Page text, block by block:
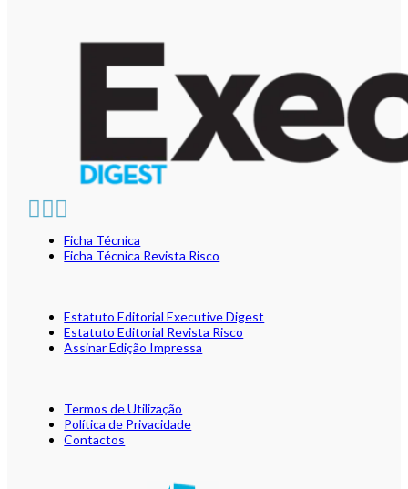
Ficha Técnica
Ficha Técnica Revista Risco
Estatuto Editorial Executive Digest
Estatuto Editorial Revista Risco
Assinar Edição Impressa
Termos de Utilização
Política de Privacidade
Contactos